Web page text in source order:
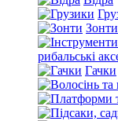
Зонти
рибальські
Гачки